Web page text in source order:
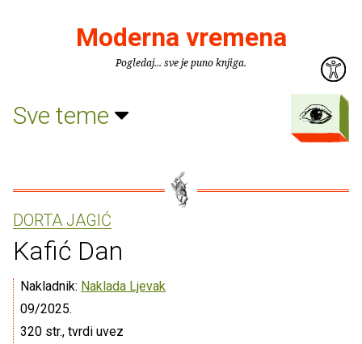
Moderna vremena
Pogledaj... sve je puno knjiga.
Sve teme
DORTA JAGIĆ
Kafić Dan
Nakladnik: Naklada Ljevak
09/2025.
320 str., tvrdi uvez